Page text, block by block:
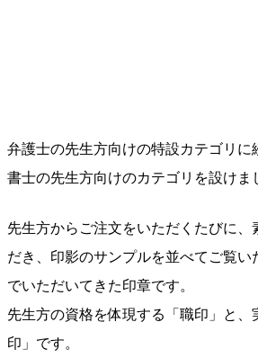
弁護士の先生方向けの特設カテゴリに
書士の先生方向けのカテゴリを設けま
先生方からご注文をいただくたびに、
だき、印影のサンプルを並べてご覧い
でいただいてきた印章です。
先生方の資格を体現する「職印」と、
印」です。